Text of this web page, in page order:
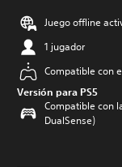
Juego offline
1 jugador
Compatible con
Versión para PS5
Compatible con
DualSense)